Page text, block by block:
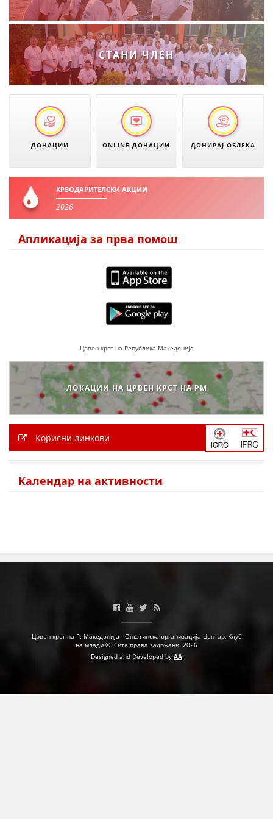
МЕЃУНАРОДНА СОРАБОТКА
ДОГОВОРИ
ЗНАЧЕЊЕ НА СЛУЖБАТА ЗА БАРАЊЕ
ЗДРАВСТВЕНО ПРЕВЕНТИВНА ДЕЈНОСТ
ПРВА ПОМОШ
ДЕЈСТВУВАЊЕ
ПРИРАЧНИЦИ
СТРАТЕГИИ
ЕДУКАТИВНО ИНФОРМАТИВНИ МАТЕРИЈАЛИ
СТАНИ ЧЛЕН
ДОНАЦИИ ONLINE ДОНАЦИИ ДОНИРАЈ ОБЛЕКА
КРВОДАРИТЕЛСКИ АКЦИИ
2026
Апликација за прва помош
Црвен крст на Република Македонија
ЛОКАЦИИ НА ЦРВЕН КРСТ НА РМ
Корисни линкови
Календар на активности
Црвен крст на Р. Македонија - Општинска организација Центар, Клуб
на млади ©. Сите права задржани. 2026
Designed and Developed by AA